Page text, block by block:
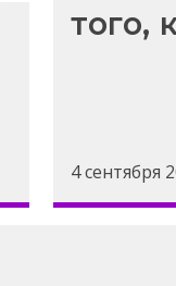
того,
4 сентября